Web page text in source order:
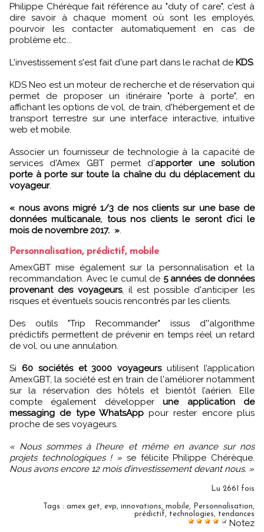
Philippe Chérèque fait référence au "duty of care", c’est à
dire savoir à chaque moment où sont les employés,
pourvoir les contacter automatiquement en cas de
problème etc...
L'investissement s'est fait d'une part dans le rachat de KDS.
KDS Neo est un moteur de recherche et de réservation qui
permet de proposer un itinéraire "porte à porte", en
affichant les options de vol, de train, d'hébergement et de
transport terrestre sur une interface interactive, intuitive
web et mobile.
Associer un fournisseur de technologie à la capacité de
services d'Amex GBT permet d'apporter une solution
porte à porte sur toute la chaîne du du déplacement du
voyageur.
« nous avons migré 1/3 de nos clients sur une base de
données multicanale, tous nos clients le seront d’ici le
mois de novembre 2017. »
Personnalisation, prédictif, mobile
AmexGBT mise également sur la personnalisation et la
recommandation. Avec le cumul de 5 années de données
provenant des voyageurs, il est possible d'anticiper les
risques et éventuels soucis rencontrés par les clients.
Des outils "Trip Recommander" issus d''algorithme
prédictifs permettent de prévenir en temps réel un retard
de vol, ou une annulation.
Si 60 sociétés et 3000 voyageursutilisent l’application
AmexGBT, la société est en train de l'améliorer notamment
sur la réservation des hôtels et bientôt l’aérien. Elle
compte également développerune application de
messaging de type WhatsApppour rester encore plus
proche de ses voyageurs.
« Nous sommes à l’heure et même en avance sur nos
projets technologiques ! » se félicite Philippe Chérèque.
Nous avons encore 12 mois d’investissement devant nous. »
Lu 2661 fois
Tags : amex get evp innovations mobile Personnalisation
prédictif
technologies tendances
Notez